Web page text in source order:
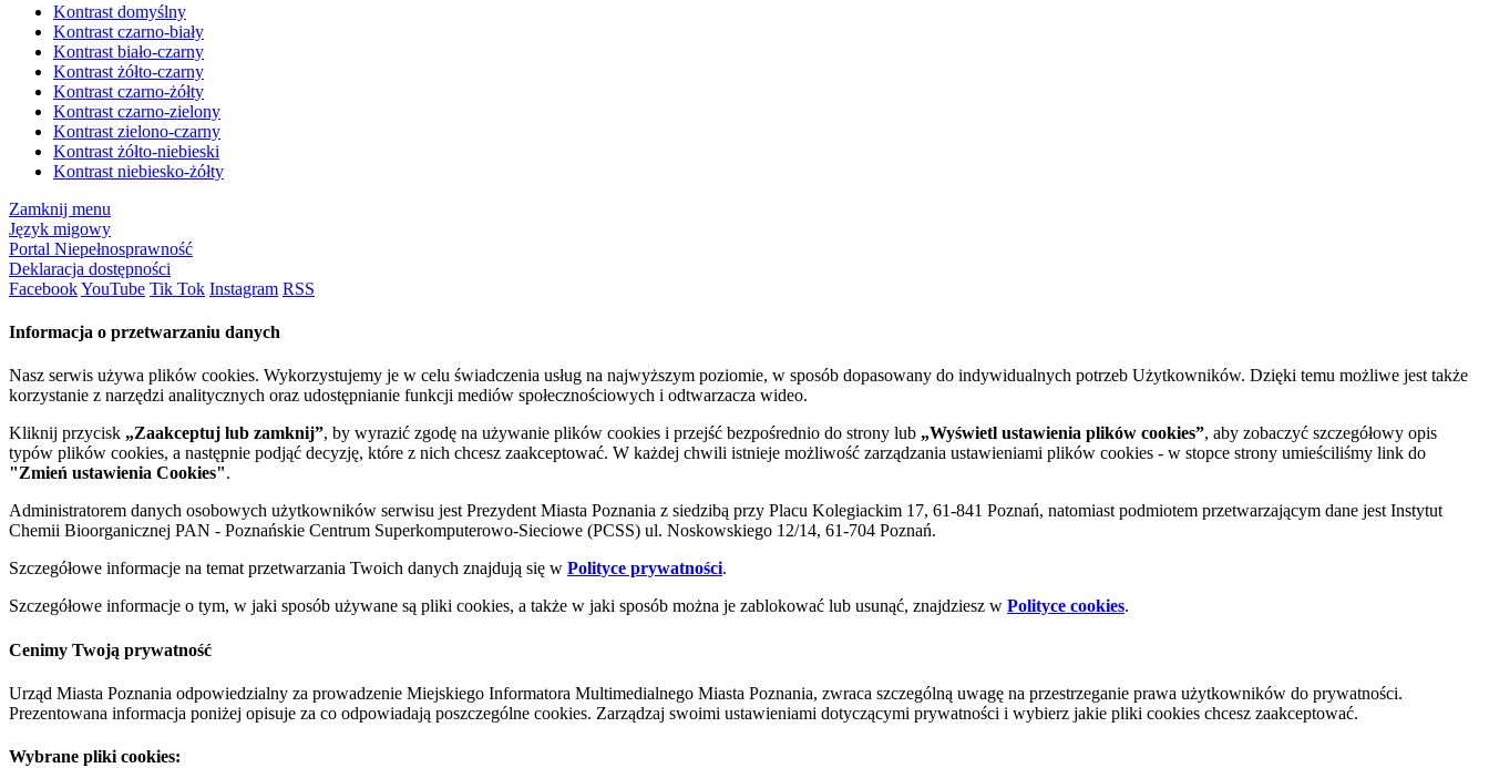
Kontrast domyślny
Kontrast czarno-biały
Kontrast biało-czarny
Kontrast żółto-czarny
Kontrast czarno-żółty
Kontrast czarno-zielony
Kontrast zielono-czarny
Kontrast żółto-niebieski
Kontrast niebiesko-żółty
Zamknij menu
Język migowy
Portal Niepełnosprawność
Deklaracja dostępności
FacebookYouTube Tik Tok Instagram RSS
Informacja o przetwarzaniu danych
Nasz serwis używa plików cookies. Wykorzystujemy je w celu świadczenia usług na najwyższym poziomie, w sposób dopasowany do indywidualnych potrzeb Użytkowników. Dzięki temu możliwe jest także
korzystanie z narzędzi analitycznych oraz udostępnianie funkcji mediów społecznościowych i odtwarzacza wideo.
Kliknij przycisk „Zaakceptuj lub zamknij”, by wyrazić zgodę na używanie plików cookies i przejść bezpośrednio do strony lub „Wyświetl ustawienia plików cookies”, aby zobaczyć szczegółowy opis
typów plików cookies, a następnie podjąć decyzję, które z nich chcesz zaakceptować. W każdej chwili istnieje możliwość zarządzania ustawieniami plików cookies - w stopce strony umieściliśmy link do
"Zmień ustawienia Cookies".
Administratorem danych osobowych użytkowników serwisu jest Prezydent Miasta Poznania z siedzibą przy Placu Kolegiackim 17, 61-841 Poznań, natomiast podmiotem przetwarzającym dane jest Instytut
Chemii Bioorganicznej PAN - Poznańskie Centrum Superkomputerowo-Sieciowe (PCSS) ul. Noskowskiego 12/14, 61-704 Poznań.
Szczegółowe informacje na temat przetwarzania Twoich danych znajdują się w Polityce prywatności.
Szczegółowe informacje o tym, w jaki sposób używane są pliki cookies, a także w jaki sposób można je zablokować lub usunąć, znajdziesz w Polityce cookies.
Cenimy Twoją prywatność
Urząd Miasta Poznania odpowiedzialny za prowadzenie Miejskiego Informatora Multimedialnego Miasta Poznania, zwraca szczególną uwagę na przestrzeganie prawa użytkowników do prywatności.
Prezentowana informacja poniżej opisuje za co odpowiadają poszczególne cookies. Zarządzaj swoimi ustawieniami dotyczącymi prywatności i wybierz jakie pliki cookies chcesz zaakceptować.
Wybrane pliki cookies: